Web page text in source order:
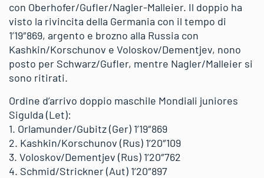
con Oberhofer/Gufler/Nagler-Malleier. Il doppio ha
visto la rivincita della Germania con il tempo di
1’19″869, argento e brozno alla Russia con
Kashkin/Korschunov e Voloskov/Dementjev, nono
posto per Schwarz/Gufler, mentre Nagler/Malleier si
sono ritirati.
Ordine d’arrivo doppio maschile Mondiali juniores
Sigulda (Let):
1. Orlamunder/Gubitz (Ger) 1’19″869
2. Kashkin/Korschunov (Rus) 1’20″109
3. Voloskov/Dementjev (Rus) 1’20″762
4. Schmid/Strickner (Aut) 1’20″897